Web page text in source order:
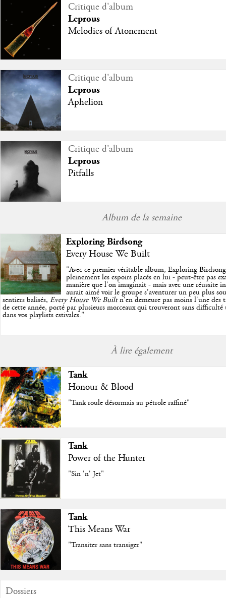
Critique d'album
Leprous
Melodies of Atonement
Critique d'album
Leprous
Aphelion
Critique d'album
Leprous
Pitfalls
Album de la semaine
Exploring Birdsong
Every House We Built
"Avec ce premier véritable album, Exploring
pleinement les espoirs placés en lui - peut-être pas
manière que l'on imaginait - mais avec une réussite
aurait aimé voir le groupe s'aventurer un peu plus
sentiers balisés, Every House We Builtn'en demeure pas moins l'une des
de cette année, porté par plusieurs morceaux qui trouveront sans difficulté
dans vos playlists estivales."
À lire également
Tank
Honour & Blood
"Tank roule désormais au pétrole raffiné"
Tank
Power of the Hunter
"Sin 'n' Jet"
Tank
This Means War
"Transiter sans transiger"
Dossiers